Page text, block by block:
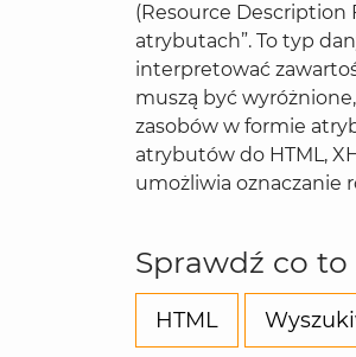
BUDOWA
E-COMMERCE
ANALITYKA
(Resource Description
atrybutach”. To typ
interpretować
muszą być
zasobów w formie
atrybutów do HTML,
umożliwia oznaczanie
Sprawdź co to
HTML